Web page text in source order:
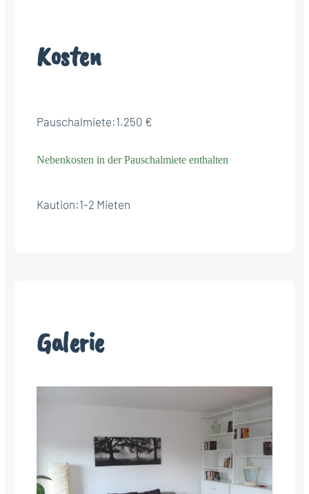
Kosten
Pauschalmiete:1.250 €
Nebenkosten in der Pauschalmiete enthalten
Kaution:1-2 Mieten
Galerie